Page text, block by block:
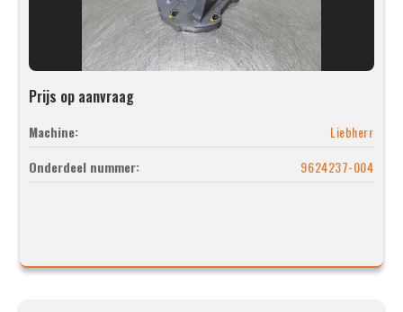
Prijs op aanvraag
Machine:
Liebherr
Onderdeel nummer:
9624237-004